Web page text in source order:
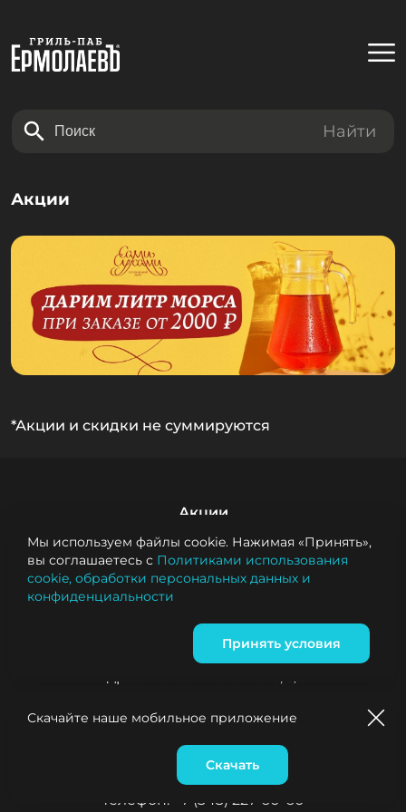
Найти
Акции
*Акции и скидки не суммируются
Акции
Условия самовывоза
Вернуться на РестМаркет
Ресторан на Шаманова:
Ресторан на Рябина:
Адрес: Рябинина, 47
Телефон: +7 (343) 227-60-60
Мы используем файлы cookie. Нажимая «Принять»,
вы соглашаетесь с Политиками использования
cookie, обработки персональных данных и
конфиденциальности
Принять условия
Скачайте наше мобильное приложение
Скачать